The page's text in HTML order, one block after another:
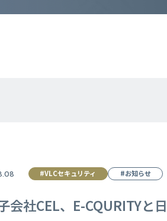
#VLCセキュリティ #お知らせ
会社CEL、E-CQURITYと